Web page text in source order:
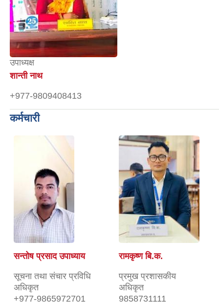
उपाध्यक्ष
शान्ती नाथ
+977-9809408413
कर्मचारी
सन्तोष प्रसाद उपाध्याय
सूचना तथा संचार प्रविधि
अधिकृत
+977-9865972701
रामकृष्ण बि.क.
प्रमुख प्रशासकीय
अधिकृत
9858731111